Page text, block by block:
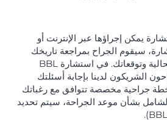
يمكن إجراؤها عبر الإنترنت أو
سيقوم الجراح بمراجعة تاريخك
الطبي وحالتك الصحية الحالية وتوقعاتك. في استشارة BBL
الشريكون لدينا بإجابة أسئلتك
جراحية مخصصة تتوافق مع رغباتك
بشأن موعد الجراحة، سيتم تحديد